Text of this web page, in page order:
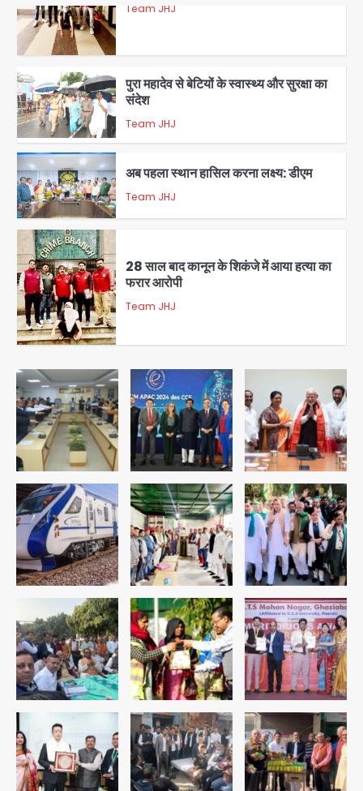
5
Team JHJ
1
पुरा महादेव से बेटियों के स्वास्थ्य और सुरक्षा का
संदेश
Team JHJ
2
अब पहला स्थान हासिल करना लक्ष्य: डीएम
Team JHJ
3
28 साल बाद कानून के शिकंजे में आया हत्या का
फरार आरोपी
Team JHJ
4
डबल मर्डर का मुख्य साजिशकर्ता क्राइम ब्रांच
के हत्थे
Team JHJ
5
रोहित चौधरी गैंग का कुख्यात बदमाश राजस्थान
से गिरफ्तार
Team JHJ
1
पुरा महादेव से बेटियों के स्वास्थ्य और सुरक्षा का
संदेश
Team JHJ
अब पहला स्थान हासिल करना लक्ष्य: डीएम
Team JHJ